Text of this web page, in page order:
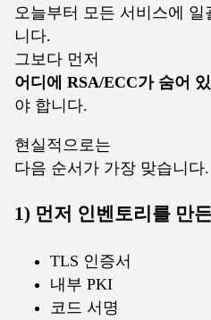
오늘부터 모든 서비스에 일
니다.
그보다 먼저
어디에 RSA/ECC가 숨어
야 합니다.
현실적으로는
다음 순서가 가장 맞습니다.
1) 먼저 인벤토리를 만
TLS 인증서
내부 PKI
코드 서명